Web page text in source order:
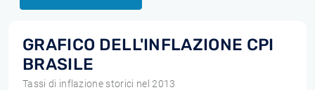
GRAFICO DELL'INFLAZIONE CPI
BRASILE
Tassi di inflazione storici nel 2013